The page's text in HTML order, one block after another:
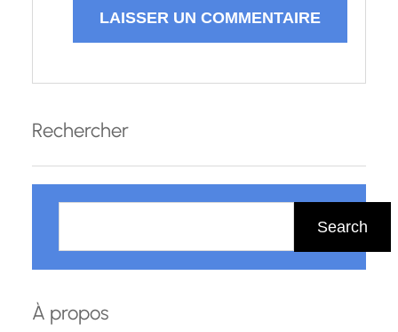
Rechercher
h
r
Search
À propos